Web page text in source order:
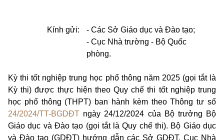
Kính gửi:
- Các Sở Giáo dục và Đào tạo;
- Cục Nhà trường - Bộ Quốc
phòng.
Kỳ thi tốt nghiệp trung học phổ thông năm 2025 (gọi tắt là
Kỳ thi) được thực hiện theo Quy chế thi tốt nghiệp trung
học phổ thông (THPT) ban hành kèm theo Thông tư số
24/2024/TT-BGDĐT ngày 24/12/2024 của Bộ trưởng Bộ
Giáo dục và Đào tạo (gọi tắt là Quy chế thi). Bộ Giáo dục
và Đào tạo (GDĐT) hướng dẫn các Sở GDĐT, Cục Nhà